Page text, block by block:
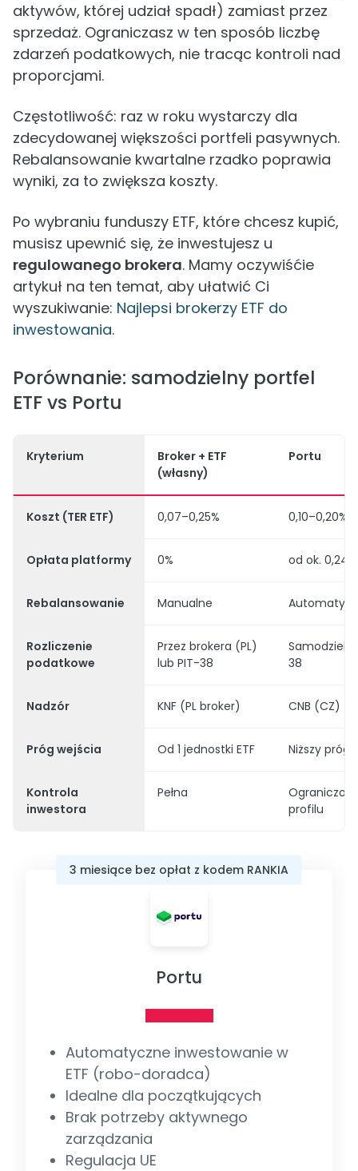
aktywów, której udział spadł) zamiast przez
sprzedaż. Ograniczasz w ten sposób liczbę
zdarzeń podatkowych, nie tracąc kontroli nad
proporcjami.
Częstotliwość: raz w roku wystarczy dla
zdecydowanej większości portfeli pasywnych.
Rebalansowanie kwartalne rzadko poprawia
wyniki, za to zwiększa koszty.
Po wybraniu funduszy ETF, które chcesz kupić,
musisz upewnić się, że inwestujesz u
regulowanego brokera. Mamy oczywiśćie
artykuł na ten temat, aby ułatwić Ci
wyszukiwanie: Najlepsi brokerzy ETF do
inwestowania.
Porównanie: samodzielny portfel
ETF vs Portu
Kryterium
Broker + ETF
(własny)
Portu
Koszt (TER ETF) 0,07–0,25% 0,10–0,20%
Opłata platformy 0% od ok.
Rebalansowanie Manualne
Rozliczenie
podatkowe
Przez brokera (PL)
lub PIT-38
38
Nadzór KNF (PL broker) CNB (CZ) /
Próg wejścia Od 1 jednostki ETF Niższy próg
Kontrola
inwestora
Pełna
profilu
3 miesiące bez opłat z kodem RANKIA
Portu
Automatyczne inwestowanie w
ETF (robo-doradca)
Idealne dla początkujących
Brak potrzeby aktywnego
zarządzania
Regulacja UE